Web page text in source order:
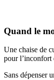
Quand le
Une chaise de
pour l’inconfort
Sans dépenser